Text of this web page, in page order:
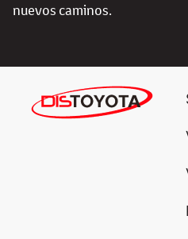
nuevos caminos.